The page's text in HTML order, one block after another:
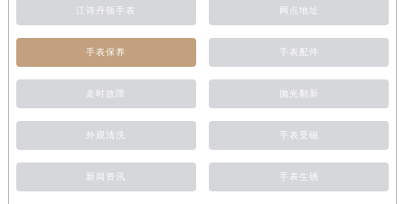
江诗丹顿手表 网点地址
手表保养 手表配件
走时故障 抛光翻新
外观清洗 手表受磁
新闻资讯 手表生锈